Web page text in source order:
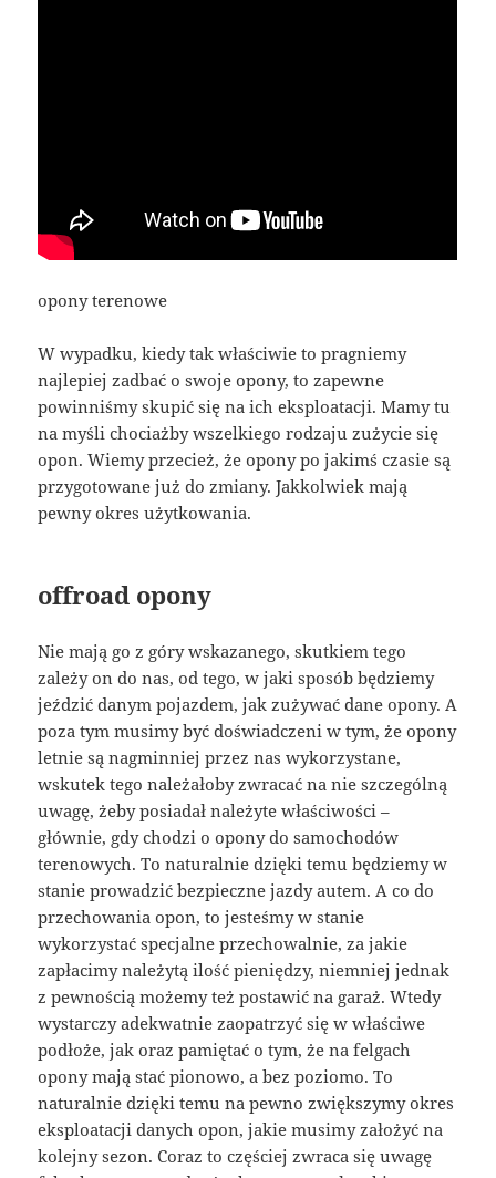
opony terenowe
W wypadku, kiedy tak właściwie to pragniemy
najlepiej zadbać o swoje opony, to zapewne
powinniśmy skupić się na ich eksploatacji. Mamy tu
na myśli chociażby wszelkiego rodzaju zużycie się
opon. Wiemy przecież, że opony po jakimś czasie są
przygotowane już do zmiany. Jakkolwiek mają
pewny okres użytkowania.
offroad opony
Nie mają go z góry wskazanego, skutkiem tego
zależy on do nas, od tego, w jaki sposób będziemy
jeździć danym pojazdem, jak zużywać dane opony. A
poza tym musimy być doświadczeni w tym, że opony
letnie są nagminniej przez nas wykorzystane,
wskutek tego należałoby zwracać na nie szczególną
uwagę, żeby posiadał należyte właściwości –
głównie, gdy chodzi o opony do samochodów
terenowych. To naturalnie dzięki temu będziemy w
stanie prowadzić bezpieczne jazdy autem. A co do
przechowania opon, to jesteśmy w stanie
wykorzystać specjalne przechowalnie, za jakie
zapłacimy należytą ilość pieniędzy, niemniej jednak
z pewnością możemy też postawić na garaż. Wtedy
wystarczy adekwatnie zaopatrzyć się w właściwe
podłoże, jak oraz pamiętać o tym, że na felgach
opony mają stać pionowo, a bez poziomo. To
naturalnie dzięki temu na pewno zwiększymy okres
eksploatacji danych opon, jakie musimy założyć na
kolejny sezon. Coraz to częściej zwraca się uwagę